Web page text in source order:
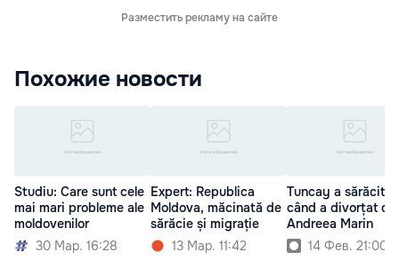
Разместить рекламу на сайте
Похожие новости
Studiu: Care sunt cele
mai mari probleme ale
moldovenilor
30 Мар. 16:28
Expert: Republica
Moldova, măcinată de
sărăcie și migrație
13 Мар. 11:42
Tuncay a sărăcit
când a divorțat de
Andreea Marin
14 Фев. 21:00